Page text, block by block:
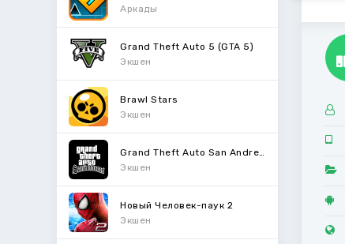
Аркады
Grand Theft Auto 5 (GTA 5)
Экшен
Brawl Stars
Экшен
Экшен
Новый Человек-паук 2
Экшен